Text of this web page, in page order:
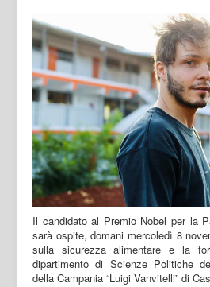
Il candidato al Premio Nobel per la
sarà ospite, domani mercoledì 8
sulla sicurezza alimentare e la
dipartimento di Scienze Politiche
della Campania “Luigi Vanvitelli” di